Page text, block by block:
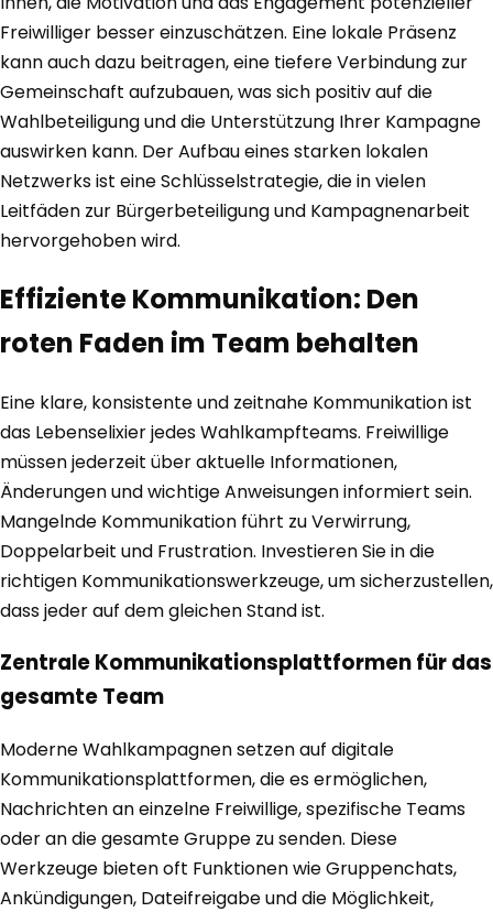
Freiwilliger besser einzuschätzen. Eine lokale Präsenz
kann auch dazu beitragen, eine tiefere Verbindung zur
Gemeinschaft aufzubauen, was sich positiv auf die
Wahlbeteiligung und die Unterstützung Ihrer Kampagne
auswirken kann. Der Aufbau eines starken lokalen
Netzwerks ist eine Schlüsselstrategie, die in vielen
Leitfäden zur Bürgerbeteiligung und Kampagnenarbeit
hervorgehoben wird.
Effiziente Kommunikation: Den
roten Faden im Team behalten
Eine klare, konsistente und zeitnahe Kommunikation ist
das Lebenselixier jedes Wahlkampfteams. Freiwillige
müssen jederzeit über aktuelle Informationen,
Änderungen und wichtige Anweisungen informiert sein.
Mangelnde Kommunikation führt zu Verwirrung,
Doppelarbeit und Frustration. Investieren Sie in die
richtigen Kommunikationswerkzeuge, um sicherzustellen,
dass jeder auf dem gleichen Stand ist.
Zentrale Kommunikationsplattformen für das
gesamte Team
Moderne Wahlkampagnen setzen auf digitale
Kommunikationsplattformen, die es ermöglichen,
Nachrichten an einzelne Freiwillige, spezifische Teams
oder an die gesamte Gruppe zu senden. Diese
Werkzeuge bieten oft Funktionen wie Gruppenchats,
Ankündigungen, Dateifreigabe und die Möglichkeit,